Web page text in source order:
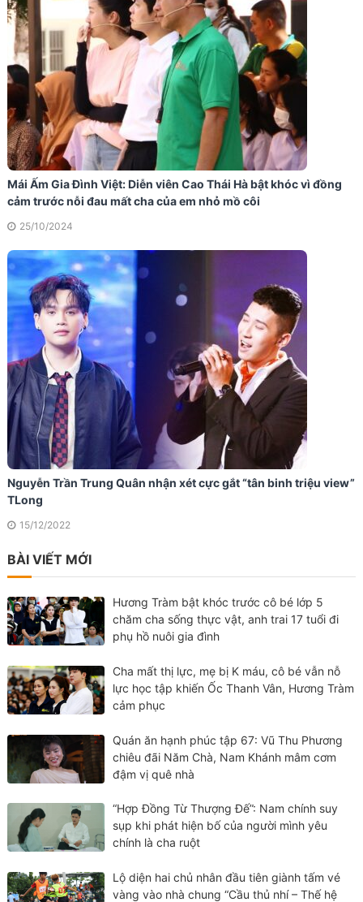
Mái Ấm Gia Đình Việt: Diễn viên Cao Thái Hà bật khóc vì đồng
cảm trước nỗi đau mất cha của em nhỏ mồ côi
25/10/2024
Nguyễn Trần Trung Quân nhận xét cực gắt “tân binh triệu view”
TLong
15/12/2022
BÀI VIẾT MỚI
Hương Tràm bật khóc trước cô bé lớp 5
chăm cha sống thực vật, anh trai 17 tuổi đi
phụ hồ nuôi gia đình
Cha mất thị lực, mẹ bị K máu, cô bé vẫn nỗ
lực học tập khiến Ốc Thanh Vân, Hương Tràm
cảm phục
Quán ăn hạnh phúc tập 67: Vũ Thu Phương
chiêu đãi Năm Chà, Nam Khánh mâm cơm
đậm vị quê nhà
“Hợp Đồng Từ Thượng Đế”: Nam chính suy
sụp khi phát hiện bố của người mình yêu
chính là cha ruột
Lộ diện hai chủ nhân đầu tiên giành tấm vé
vàng vào nhà chung “Cầu thủ nhí – Thế hệ